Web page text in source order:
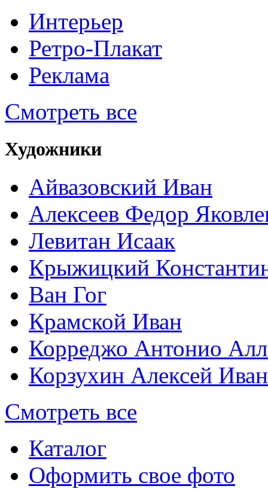
Интерьер
Ретро-Плакат
Реклама
Смотреть все
Художники
Айвазовский Иван
Алексеев Федор
Левитан Исаак
Крыжицкий
Ван Гог
Крамской Иван
Корреджо Антонио
Корзухин Алексей
Смотреть все
Каталог
Оформить свое фото